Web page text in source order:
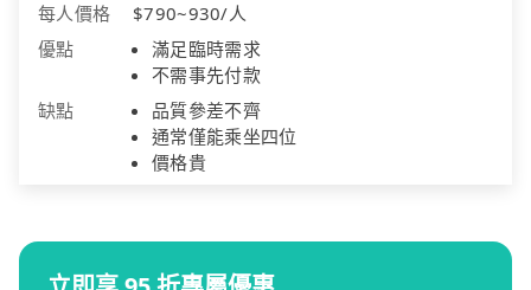
每人價格
$790~930/人
優點
滿足臨時需求
不需事先付款
缺點
品質參差不齊
通常僅能乘坐四位
價格貴